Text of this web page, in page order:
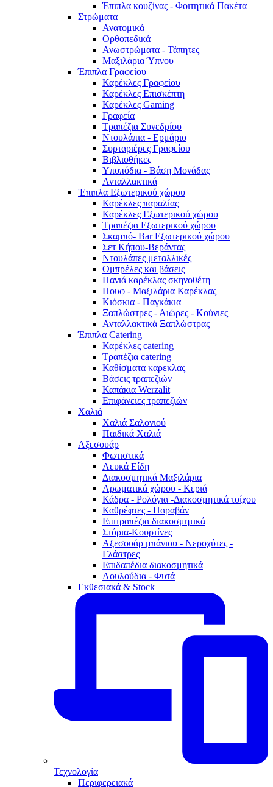
Έπιπλα κουζίνας - Φοιτητικά Πακέτα
Στρώματα
Ανατομικά
Ορθοπεδικά
Ανωστρώματα - Τάπητες
Μαξιλάρια Ύπνου
Έπιπλα Γραφείου
Καρέκλες Γραφείου
Καρέκλες Επισκέπτη
Καρέκλες Gaming
Γραφεία
Τραπέζια Συνεδρίου
Ντουλάπια - Ερμάριο
Συρταριέρες Γραφείου
Βιβλιοθήκες
Υποπόδια - Βάση Μονάδας
Ανταλλακτικά
'Επιπλα Εξωτερικού χώρου
Καρέκλες παραλίας
Καρέκλες Εξωτερικού χώρου
Τραπέζια Εξωτερικού χώρου
Σκαμπό- Bar Εξωτερικού χώρου
Σετ Κήπου-Βεράντας
Ντουλάπες μεταλλικές
Ομπρέλες και βάσεις
Πανιά καρέκλας σκηνοθέτη
Πουφ - Μαξιλάρια Καρέκλας
Κιόσκια - Παγκάκια
Ξαπλώστρες - Αιώρες - Κούνιες
Ανταλλακτικά Ξαπλώστρας
Έπιπλα Catering
Καρέκλες catering
Τραπέζια catering
Καθίσματα καρεκλας
Βάσεις τραπεζιών
Καπάκια Werzalit
Επιφάνειες τραπεζιών
Χαλιά
Χαλιά Σαλονιού
Παιδικά Χαλιά
Αξεσουάρ
Φωτιστικά
Λευκά Είδη
Διακοσμητικά Μαξιλάρια
Αρωματικά χώρου - Κεριά
Κάδρα - Ρολόγια -Διακοσμητικά τοίχου
Καθρέφτες - Παραβάν
Επιτραπέζια διακοσμητικά
Στόρια-Κουρτίνες
Αξεσουάρ μπάνιου - Νεροχύτες -
Γλάστρες
Επιδαπέδια διακοσμητικά
Λουλούδια - Φυτά
Εκθεσιακά & Stock
Τεχνολογία
Περιφερειακά